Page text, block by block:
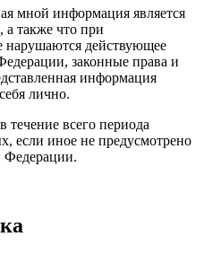
мной информация является
а также что при
нарушаются действующее
законные права и
информация
лично.
течение всего периода
если иное не предусмотрено
Федерации.